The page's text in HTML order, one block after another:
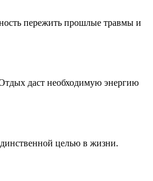
пережить прошлые травмы и
даст необходимую энергию
целью в жизни.